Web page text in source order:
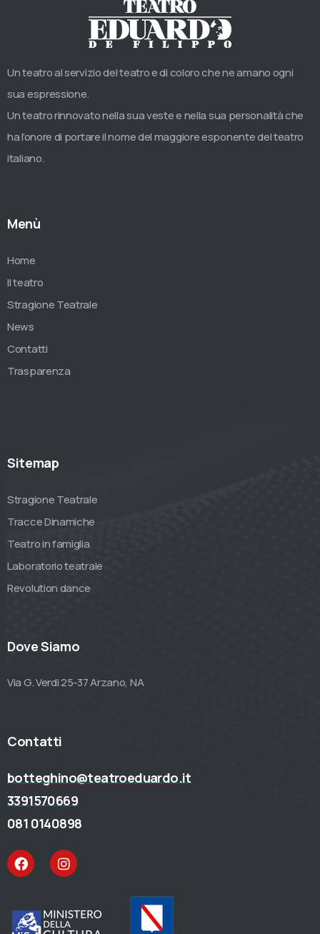
Un teatro al servizio del teatro e di coloro che ne amano ogni
sua espressione.
Un teatro rinnovato nella sua veste e nella sua personalità che
ha l’onore di portare il nome del maggiore esponente del teatro
italiano.
Menù
Home
Il teatro
Stragione Teatrale
News
Contatti
Trasparenza
Sitemap
Stragione Teatrale
Tracce Dinamiche
Teatro in famiglia
Laboratorio teatrale
Revolution dance
Dove Siamo
Via G. Verdi 25-37 Arzano, NA
Contatti
botteghino@teatroeduardo.it
3391570669
081 0140898